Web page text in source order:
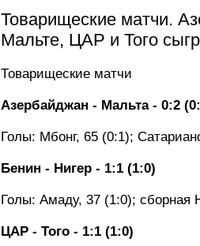
Товарищеские матчи.
Мальте, ЦАР и Того
Товарищеские матчи
Азербайджан - Мальта - 0:2
Голы: Мбонг, 65 (0:1);
Бенин - Нигер - 1:1 (1:0)
Голы: Амаду, 37 (1:0); сборная
ЦАР - Того - 1:1 (1:0)